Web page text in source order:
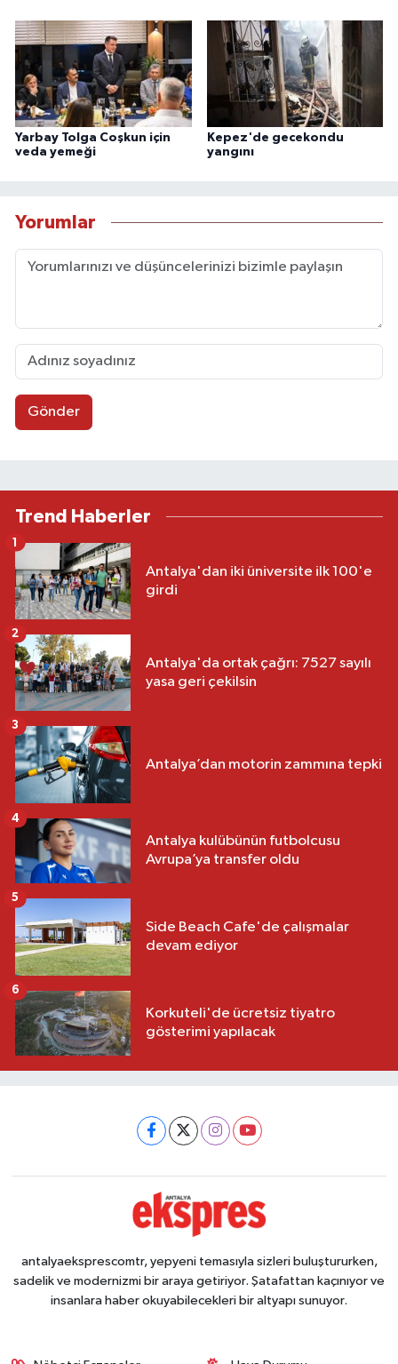
Yarbay Tolga Coşkun için
veda yemeği
Kepez'de gecekondu
yangını
Yorumlar
Gönder
Trend Haberler
Antalya'dan iki üniversite ilk 100'e
girdi
1
Antalya'da ortak çağrı: 7527 sayılı
yasa geri çekilsin
2
Antalya’dan motorin zammına tepki
3
Antalya kulübünün futbolcusu
Avrupa’ya transfer oldu
4
Side Beach Cafe'de çalışmalar
devam ediyor
5
Korkuteli'de ücretsiz tiyatro
gösterimi yapılacak
6
antalyaeksprescomtr, yepyeni temasıyla sizleri buluştururken,
sadelik ve modernizmi bir araya getiriyor. Şatafattan kaçınıyor ve
insanlara haber okuyabilecekleri bir altyapı sunuyor.